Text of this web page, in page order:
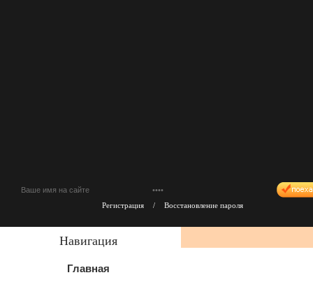
Регистрация / Восстановление пароля
Навигация
Главная